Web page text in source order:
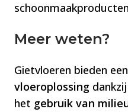
Meer weten?
Gietvloeren bieden een
vloeroplossing
het gebruik van